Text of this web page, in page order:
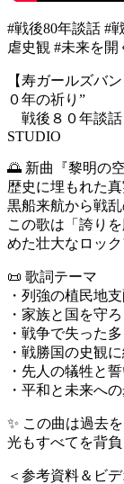
#戦後80年談話 #
虐史観 #未来を
【寿ガールズバ
０年の祈り”
戦後８０年談話
STUDIO
🌅 新曲『黎明の
歴史に埋もれた
黒船来航から戦
この歌は「誇り
めた壮大なロック
📜 歌詞テーマ
・列強の植民地
・家族と国を守
・戦争で失った
・戦勝国の史観
・先人の犠牲と
・平和と未来へ
✨ この曲は過去
光もすべてを背
＜参考資料＆ビデ